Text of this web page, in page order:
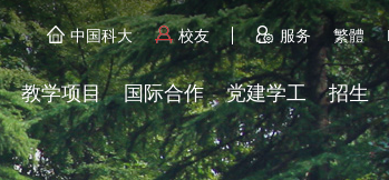
中国科大 校友 服务 繁體
教学项目 国际合作 党建学工 招生